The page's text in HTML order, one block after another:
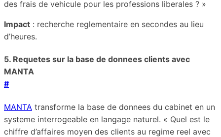
des frais de vehicule pour les professions liberales ? »
Impact : recherche reglementaire en secondes au lieu
d’heures.
5. Requetes sur la base de donnees clients avec
MANTA
#
MANTA transforme la base de donnees du cabinet en un
systeme interrogeable en langage naturel. « Quel est le
chiffre d’affaires moyen des clients au regime reel avec